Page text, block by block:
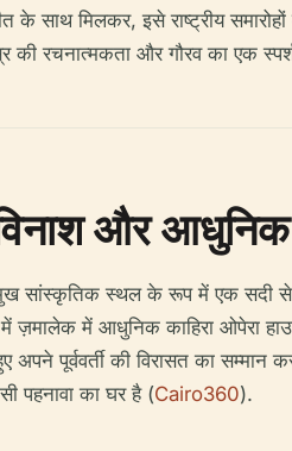
साथ मिलकर, इसे राष्ट्रीय
की रचनात्मकता और गौरव का एक
और आधुनिक
सांस्कृतिक स्थल के रूप में एक सदी
ज़मालेक में आधुनिक काहिरा ओपेरा
अपने पूर्ववर्ती की विरासत का
पहनावा का घर है (Cairo360).